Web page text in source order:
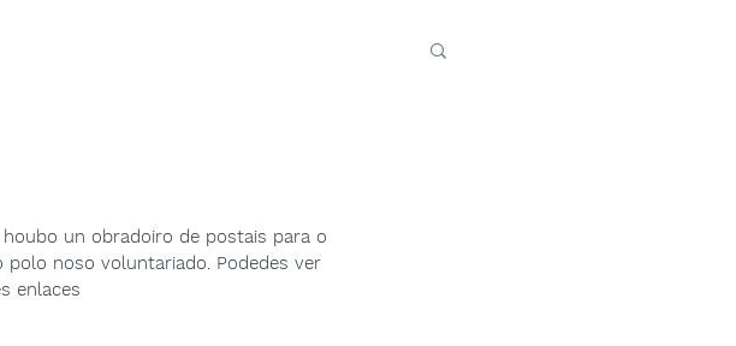
un obradoiro de postais para o
polo noso voluntariado. Podedes ver
enlaces